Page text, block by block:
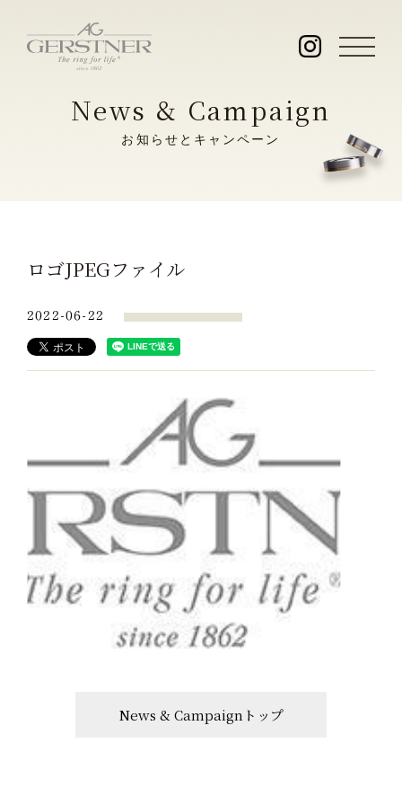
News & Campaign
お知らせとキャンペーン
ロゴJPEGファイル
2022-06-22
News & Campaignトップ